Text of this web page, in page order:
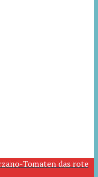
Tomaten das rote